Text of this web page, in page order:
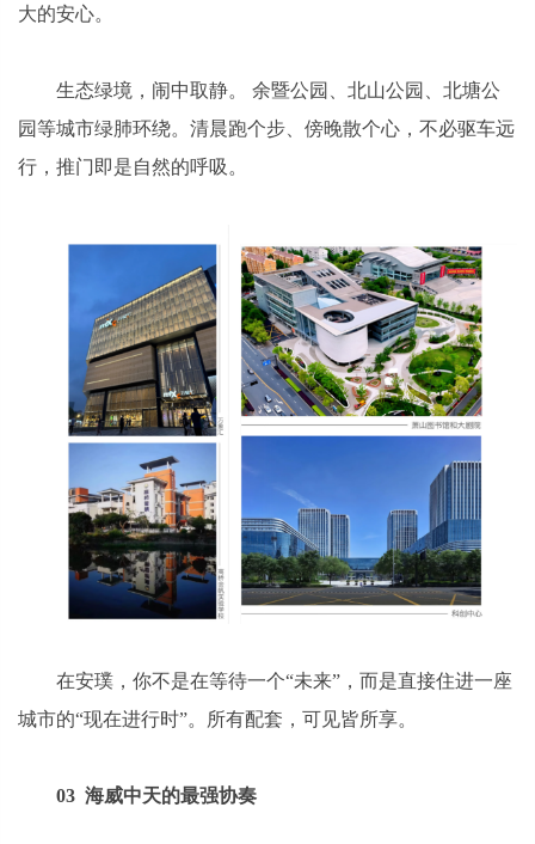
大的安心。
生态绿境，闹中取静。 余暨公园、北山公园、北塘公
园等城市绿肺环绕。清晨跑个步、傍晚散个心，不必驱车远
行，推门即是自然的呼吸。
在安璞，你不是在等待一个“未来”，而是直接住进一座
城市的“现在进行时”。所有配套，可见皆所享。
03 海威中天的最强协奏